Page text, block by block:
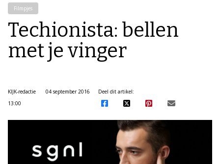
Filmpjes
Techionista: bellen
met je vinger
KIJK-redactie
04 september 2016
13:00
Deel dit artikel: